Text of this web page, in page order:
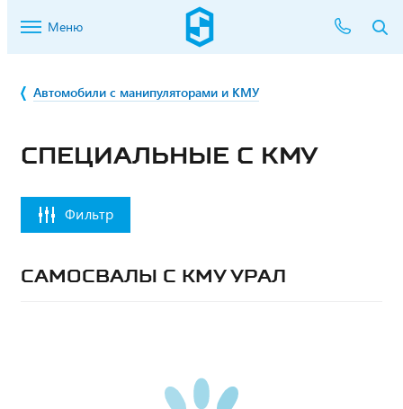
Меню
Автомобили с манипуляторами и КМУ
СПЕЦИАЛЬНЫЕ С КМУ
Фильтр
САМОСВАЛЫ С КМУ УРАЛ